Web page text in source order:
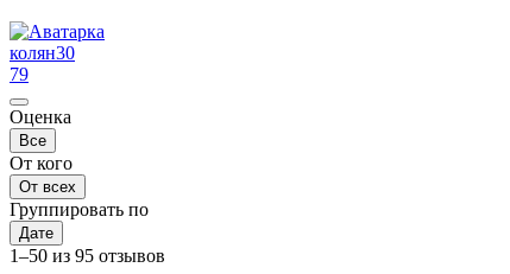
колян30
79
Оценка
Все
От кого
От всех
Группировать по
Дате
1–50 из 95 отзывов